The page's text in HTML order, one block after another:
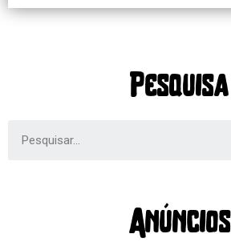
Pesquisa
Anúncios